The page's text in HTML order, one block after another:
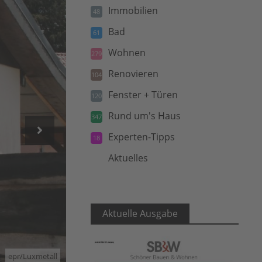
epr/Luxmetall
48 Immobilien
61 Bad
279 Wohnen
104 Renovieren
120 Fenster + Türen
347 Rund um's Haus
18 Experten-Tipps
Aktuelles
Aktuelle Ausgabe